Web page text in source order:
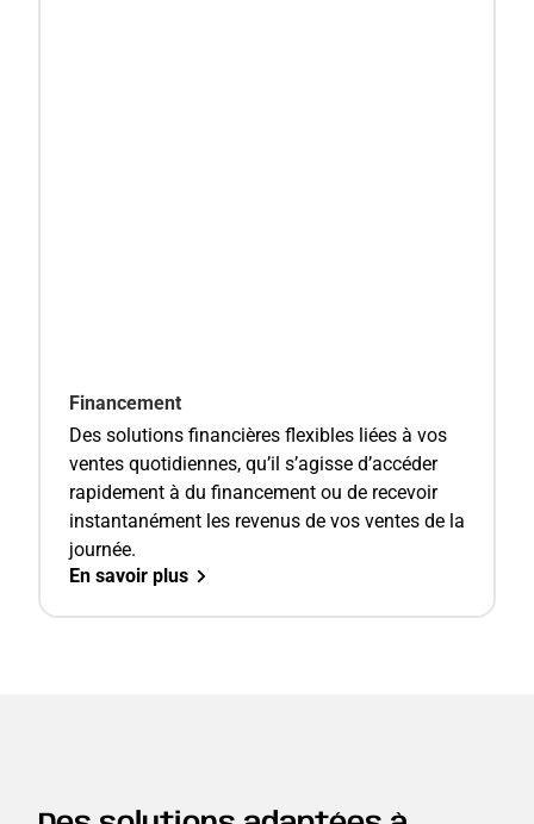
Financement
Des solutions financières flexibles liées à vos
ventes quotidiennes, qu’il s’agisse d’accéder
rapidement à du financement ou de recevoir
instantanément les revenus de vos ventes de la
journée.
En savoir plus